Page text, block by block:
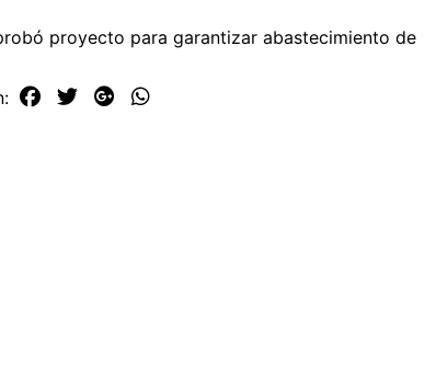
proyecto para garantizar abastecimiento de